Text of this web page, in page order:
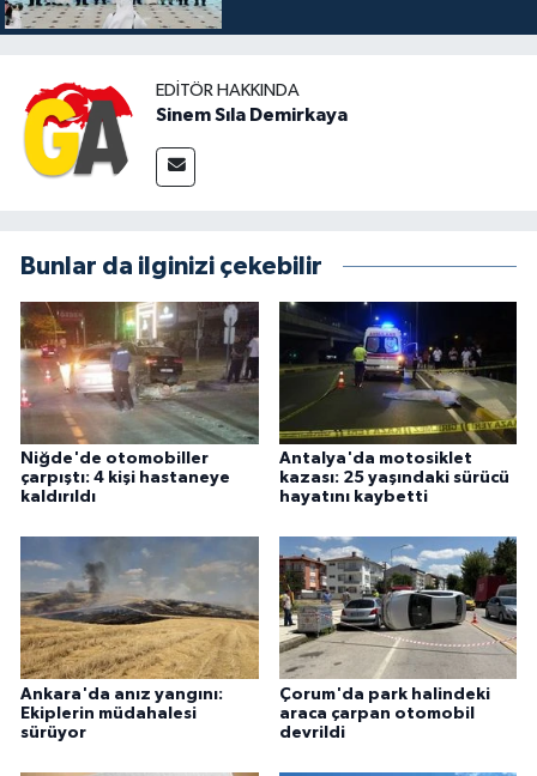
EDITÖR HAKKINDA
Sinem Sıla Demirkaya
Bunlar da ilginizi çekebilir
Niğde'de otomobiller
çarpıştı: 4 kişi hastaneye
kaldırıldı
Antalya'da motosiklet
kazası: 25 yaşındaki sürücü
hayatını kaybetti
Ankara'da anız yangını:
Ekiplerin müdahalesi
sürüyor
Çorum'da park halindeki
araca çarpan otomobil
devrildi